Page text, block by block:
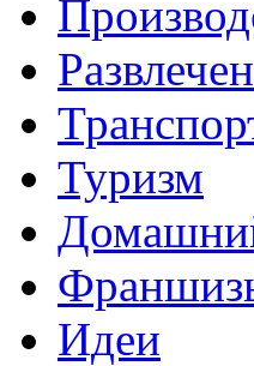
Туризм
Идеи